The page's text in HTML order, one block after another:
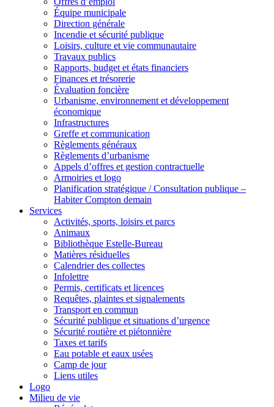
Équipe municipale
Direction générale
Incendie et sécurité publique
Loisirs, culture et vie communautaire
Travaux publics
Rapports, budget et états financiers
Finances et trésorerie
Évaluation foncière
Urbanisme, environnement et développement
économique
Infrastructures
Greffe et communication
Règlements généraux
Règlements d’urbanisme
Appels d’offres et gestion contractuelle
Armoiries et logo
Planification stratégique / Consultation publique –
Habiter Compton demain
Services
Activités, sports, loisirs et parcs
Animaux
Bibliothèque Estelle-Bureau
Matières résiduelles
Calendrier des collectes
Infolettre
Permis, certificats et licences
Requêtes, plaintes et signalements
Transport en commun
Sécurité publique et situations d’urgence
Sécurité routière et piétonnière
Taxes et tarifs
Eau potable et eaux usées
Camp de jour
Liens utiles
Logo
Milieu de vie